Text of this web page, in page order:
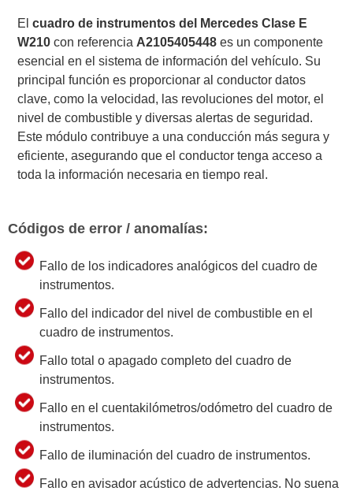
Elcuadro de instrumentos del Mercedes Clase E
W210con referencia A2105405448 es un componente
esencial en el sistema de información del vehículo. Su
principal función es proporcionar al conductor datos
clave, como la velocidad, las revoluciones del motor, el
nivel de combustible y diversas alertas de seguridad.
Este módulo contribuye a una conducción más segura y
eficiente, asegurando que el conductor tenga acceso a
toda la información necesaria en tiempo real.
Códigos de error / anomalías:
Fallo de los indicadores analógicos del cuadro de
instrumentos.
Fallo del indicador del nivel de combustible en el
cuadro de instrumentos.
Fallo total o apagado completo del cuadro de
instrumentos.
Fallo en el cuentakilómetros/odómetro del cuadro de
instrumentos.
Fallo de iluminación del cuadro de instrumentos.
Fallo en avisador acústico de advertencias. No suena